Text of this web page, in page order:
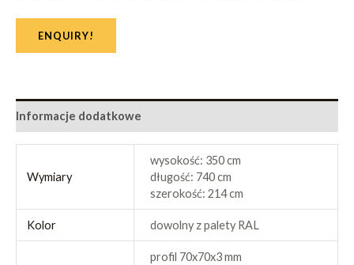
ENQUIRY!
Informacje dodatkowe
Wymiary
wysokość: 350 cm
długość: 740 cm
szerokość: 214 cm
Kolor dowolny z palety RAL
profil 70x70x3 mm